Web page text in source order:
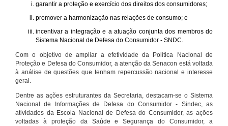
garantir a proteção e exercício dos direitos dos consumidores;
promover a harmonização nas relações de consumo; e
incentivar a integração e a atuação conjunta dos membros do
Sistema Nacional de Defesa do Consumidor - SNDC.
Com o objetivo de ampliar a efetividade da Política Nacional de
Proteção e Defesa do Consumidor, a atenção da Senacon está voltada
à análise de questões que tenham repercussão nacional e interesse
geral.
Dentre as ações estruturantes da Secretaria, destacam-se o Sistema
Nacional de Informações de Defesa do Consumidor - Sindec, as
atividades da Escola Nacional de Defesa do Consumidor, as ações
voltadas à proteção da Saúde e Segurança do Consumidor, a